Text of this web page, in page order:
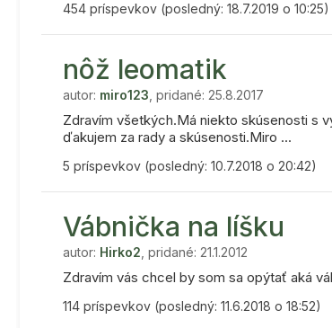
454 príspevkov (posledný: 18.7.2019 o 10:25)
nôž leomatik
autor: miro123 , pridané: 25.8.2017
Zdravím všetkých.Má niekto skúsenosti s
ďakujem za rady a skúsenosti.Miro ...
5 príspevkov (posledný: 10.7.2018 o 20:42)
Vábnička na líšku
autor: Hirko2 , pridané: 21.1.2012
Zdravím vás chcel by som sa opýtať aká
114 príspevkov (posledný: 11.6.2018 o 18:52)